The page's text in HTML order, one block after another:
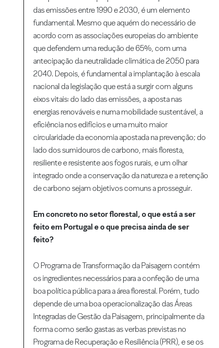
das emissões entre 1990 e 2030, é um elemento
fundamental. Mesmo que aquém do necessário de
acordo com as associações europeias do ambiente
que defendem uma redução de 65%, com uma
antecipação da neutralidade climática de 2050 para
2040. Depois, é fundamental a implantação à escala
nacional da legislação que está a surgir com alguns
eixos vitais: do lado das emissões, a aposta nas
energias renováveis e numa mobilidade sustentável, a
eficiência nos edifícios e uma muito maior
circularidade da economia apostada na prevenção; do
lado dos sumidouros de carbono, mais floresta,
resiliente e resistente aos fogos rurais, e um olhar
integrado onde a conservação da natureza e a retenção
de carbono sejam objetivos comuns a prosseguir.
Em concreto no setor florestal, o que está a ser
feito em Portugal e o que precisa ainda de ser
feito?
O Programa de Transformação da Paisagem contém
os ingredientes necessários para a confeção de uma
boa política pública para a área florestal. Porém, tudo
depende de uma boa operacionalização das Áreas
Integradas de Gestão da Paisagem, principalmente da
forma como serão gastas as verbas previstas no
Programa de Recuperação e Resiliência (PRR), e se os